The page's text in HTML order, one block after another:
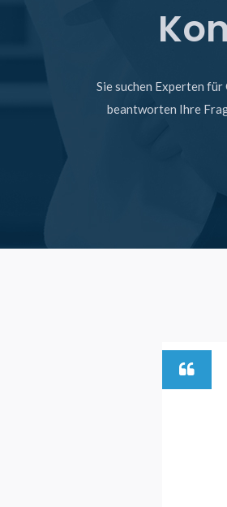
Sie suchen Experten
beantworten Ihre